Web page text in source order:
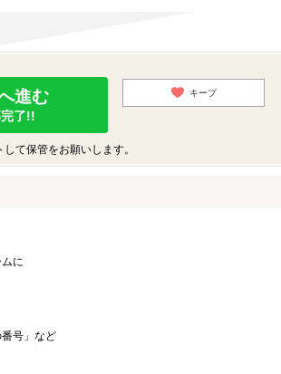
進む
了!!
キープ
て保管をお願いします。
に
号」など